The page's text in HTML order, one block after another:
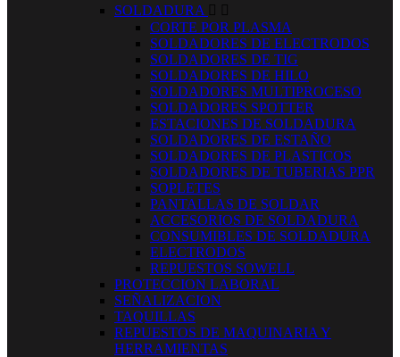
SOLDADURA  
CORTE POR PLASMA
SOLDADORES DE ELECTRODOS
SOLDADORES DE TIG
SOLDADORES DE HILO
SOLDADORES MULTIPROCESO
SOLDADORES SPOTTER
ESTACIONES DE SOLDADURA
SOLDADORES DE ESTAÑO
SOLDADORES DE PLASTICOS
SOLDADORES DE TUBERIAS PPR
SOPLETES
PANTALLAS DE SOLDAR
ACCESORIOS DE SOLDADURA
CONSUMIBLES DE SOLDADURA
ELECTRODOS
REPUESTOS SOWELL
PROTECCION LABORAL
SEÑALIZACION
TAQUILLAS
REPUESTOS DE MAQUINARIA Y
HERRAMIENTAS